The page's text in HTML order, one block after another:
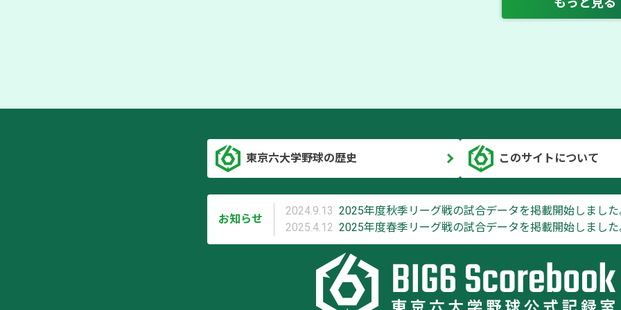
東京六大学野球の歴史 このサイトについて
お知らせ
2024.9.13 2025年度秋季リーグ戦の試合データを掲載開始しまし
2025.4.12 2025年度春季リーグ戦の試合データを掲載開始しまし